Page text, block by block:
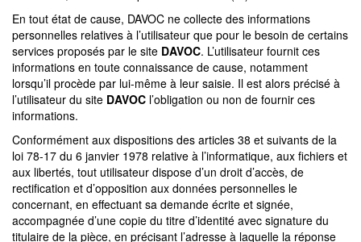
En tout état de cause, DAVOC ne collecte des informations
personnelles relatives à l’utilisateur que pour le besoin de certains
services proposés par le site DAVOC. L’utilisateur fournit ces
informations en toute connaissance de cause, notamment
lorsqu’il procède par lui-même à leur saisie. Il est alors précisé à
l’utilisateur du site DAVOC l’obligation ou non de fournir ces
informations.
Conformément aux dispositions des articles 38 et suivants de la
loi 78-17 du 6 janvier 1978 relative à l’informatique, aux fichiers et
aux libertés, tout utilisateur dispose d’un droit d’accès, de
rectification et d’opposition aux données personnelles le
concernant, en effectuant sa demande écrite et signée,
accompagnée d’une copie du titre d’identité avec signature du
titulaire de la pièce, en précisant l’adresse à laquelle la réponse